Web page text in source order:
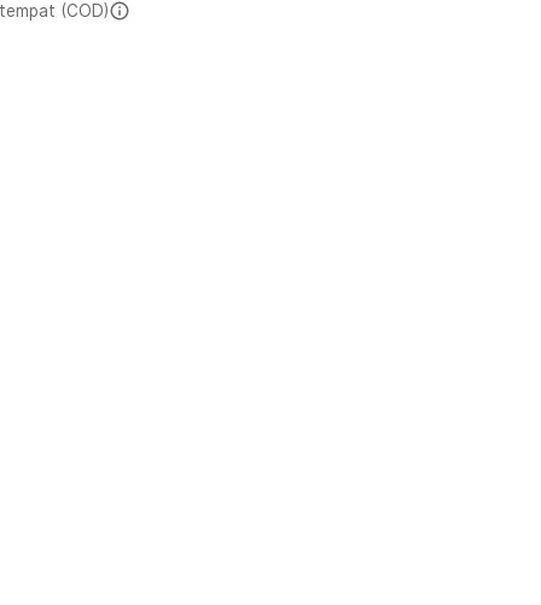
(COD)